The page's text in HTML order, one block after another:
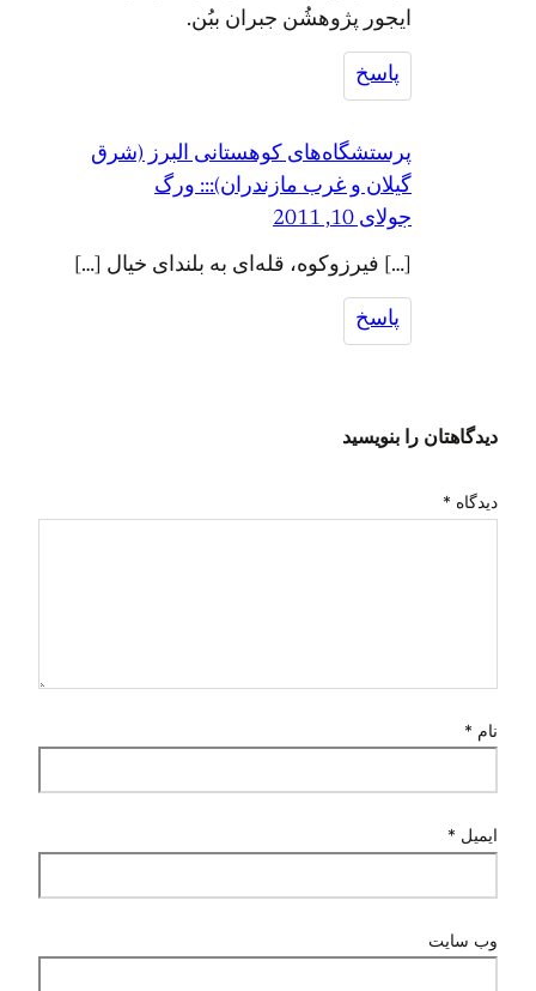
ایجور پژوهشُن جبران ببُن.
پاسخ
پرستشگاه‌های کوهستانی البرز (شرق
گیلان و غرب مازندران)::: ورگ
جولای 10, 2011
[…] فیرزوکوه، قله‌ای به بلندای خیال […]
پاسخ
دیدگاهتان را بنویسید
دیدگاه *
نام *
ایمیل *
وب‌ سایت